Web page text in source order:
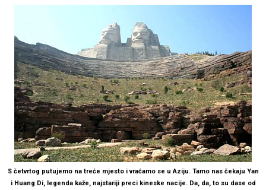
S četvrtog putujemo na treće mjesto i vraćamo se u Aziju. Tamo nas čekaju Yan
i Huang Di, legenda kaže, najstariji preci kineske nacije. Da, da, to su dase od